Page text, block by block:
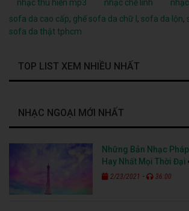
nhạc thu hiền mp3 nhạc chế linh
sofa da cao cấp, ghế sofa da chữ l , sofa da lộn,
sofa da thật tphcm
TOP LIST XEM NHIỀU NHẤT
NHẠC NGOẠI MỚI NHẤT
Những Bản Nhạc
Hay Nhất Mọi Thời Đại
2/23/2021 - 36:00